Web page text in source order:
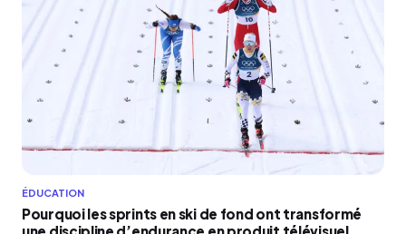
ÉDUCATION
Pourquoi les sprints en ski de fond ont transformé
une discipline d’endurance en produit télévisuel